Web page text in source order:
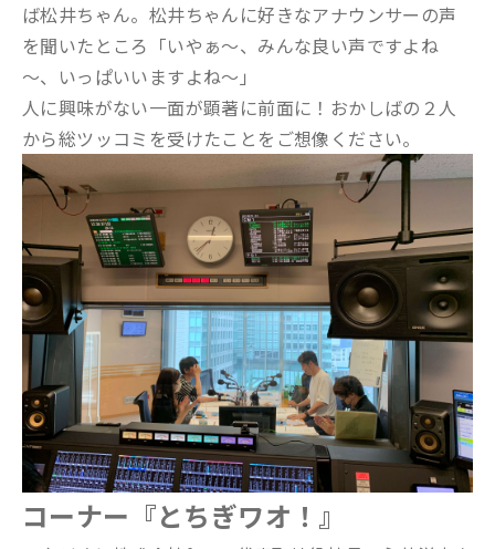
ば松井ちゃん。松井ちゃんに好きなアナウンサーの声
を聞いたところ「いやぁ～、みんな良い声ですよね
～、いっぱいいますよね～」
人に興味がない一面が顕著に前面に！おかしばの２人
から総ツッコミを受けたことをご想像ください。
コーナー『とちぎワオ！』